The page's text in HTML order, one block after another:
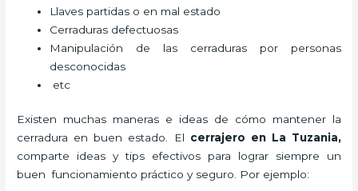
Llaves partidas o en mal estado
Cerraduras defectuosas
Manipulación de las cerraduras por personas
desconocidas
etc
Existen muchas maneras e ideas de cómo mantener la
cerradura en buen estado. El cerrajero en La Tuzania,
comparte ideas y tips efectivos para lograr siempre un
buen funcionamiento práctico y seguro. Por ejemplo: